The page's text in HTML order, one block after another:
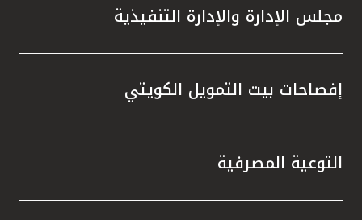
مجلس الإدارة والإدارة التنفيذية
إفصاحات بيت التمويل الكويتي
التوعية المصرفية